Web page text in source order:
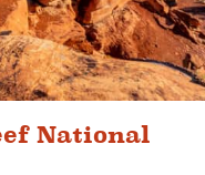
National